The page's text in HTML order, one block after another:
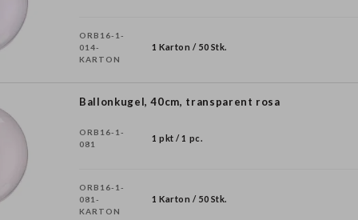
ORB16-1-
014-
KARTON
1 Karton / 50 Stk.
Ballonkugel, 40cm, transparent rosa
ORB16-1-
081
1 pkt / 1 pc.
ORB16-1-
081-
KARTON
1 Karton / 50 Stk.